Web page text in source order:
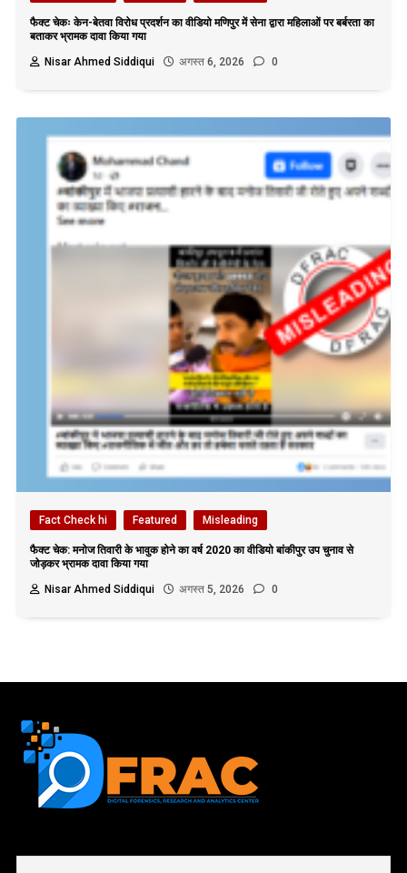
फैक्ट चेकः केन-बेतवा विरोध प्रदर्शन का वीडियो मणिपुर में सेना द्वारा महिलाओं पर बर्बरता का
बताकर भ्रामक दावा किया गया
Nisar Ahmed Siddiqui
अगस्त 6, 2026 0
Fact Check hi Featured Misleading
फैक्ट चेक: मनोज तिवारी के भावुक होने का वर्ष 2020 का वीडियो बांकीपुर उप चुनाव से
जोड़कर भ्रामक दावा किया गया
Nisar Ahmed Siddiqui
अगस्त 5, 2026 0